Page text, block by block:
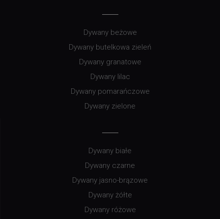
Dywany beżowe
Dywany butelkowa zieleń
Dywany granatowe
Dywany lilac
Dywany pomarańczowe
Dywany zielone
Dywany białe
Dywany czarne
Dywany jasno-brązowe
Dywany żółte
Dywany różowe